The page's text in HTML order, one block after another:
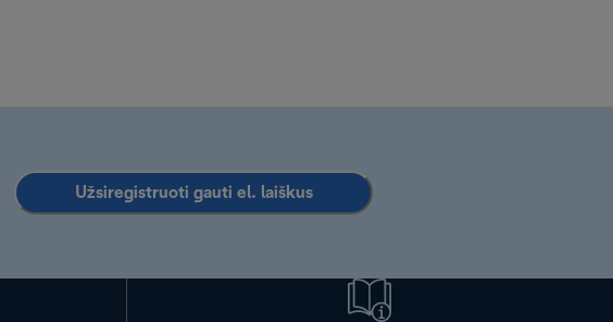
Užsiregistruoti gauti el. laiškus